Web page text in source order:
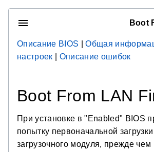
Boot
Описание BIOS |Общая
настроек
Описание ошибок
Boot From LAN
При установке в "Enabled" BIOS
попытку первоначальной
загрузочного модуля, прежде чем